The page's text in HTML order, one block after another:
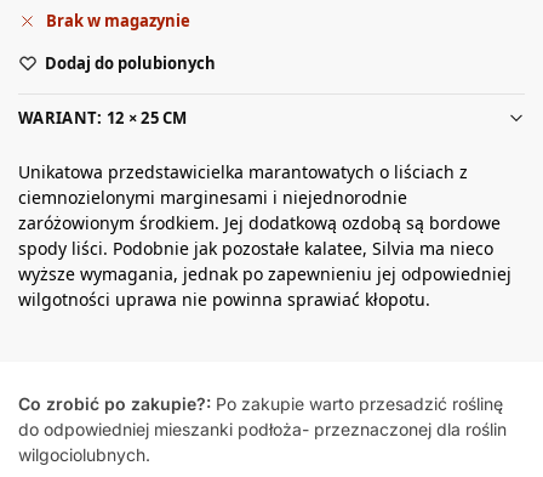
Brak w magazynie
Dodaj do polubionych
WARIANT: 12 × 25 CM
Unikatowa przedstawicielka marantowatych o liściach z
ciemnozielonymi marginesami i niejednorodnie
zaróżowionym środkiem. Jej dodatkową ozdobą są bordowe
spody liści. Podobnie jak pozostałe kalatee, Silvia ma nieco
wyższe wymagania, jednak po zapewnieniu jej odpowiedniej
wilgotności uprawa nie powinna sprawiać kłopotu.
Co zrobić po zakupie?: Po zakupie warto przesadzić roślinę
do odpowiedniej mieszanki podłoża- przeznaczonej dla roślin
wilgociolubnych.